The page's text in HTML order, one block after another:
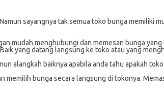
sayangnya tak semua toko bunga memiliki
mudah menghubungi dan memesan bunga yang
yang datang langsung ke toko atau yang
alangkah baiknya apabila anda tahu apakah
bunga secara langsung di tokonya.